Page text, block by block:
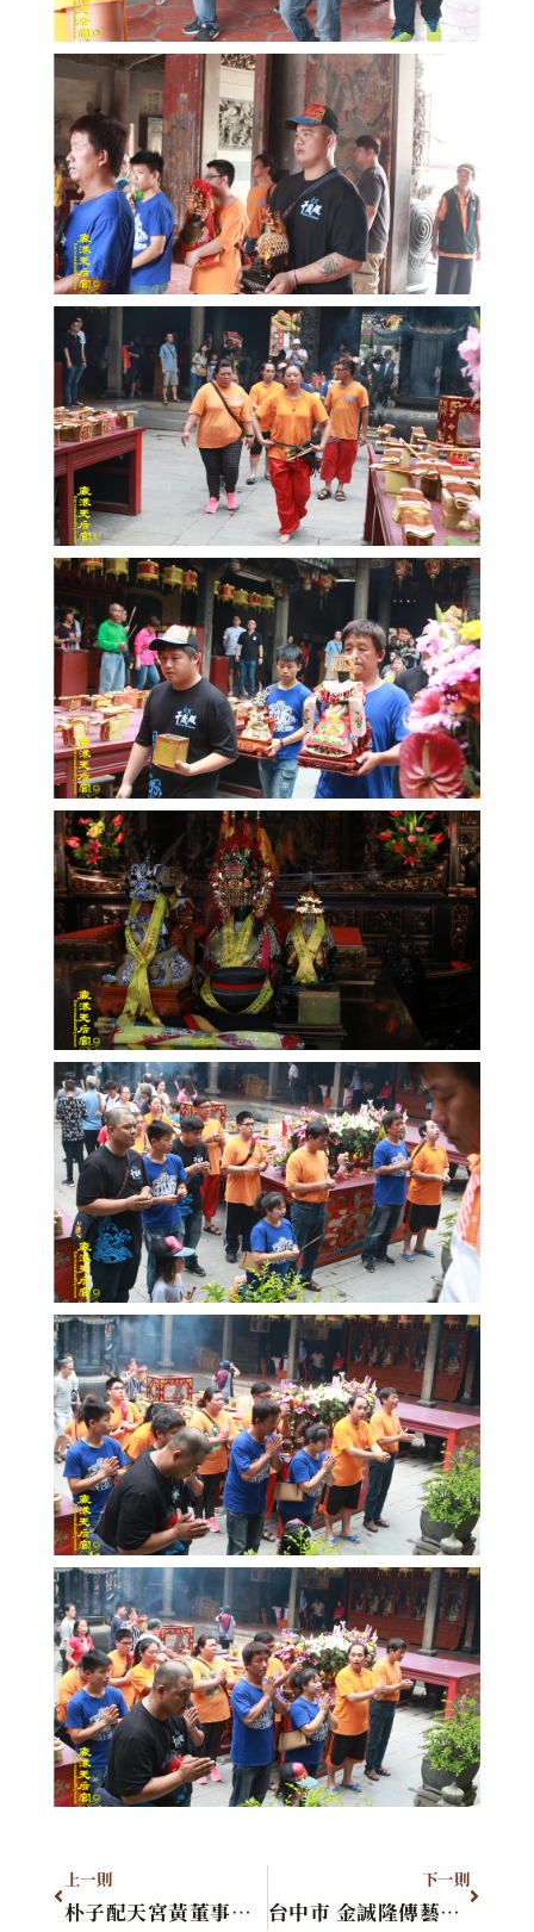
上一則
朴子配天宮黃董事長清田先生暨全體貴賓蒞臨本宮拜訪
下一則
台中市 金誠隆傳藝發展協會進香團